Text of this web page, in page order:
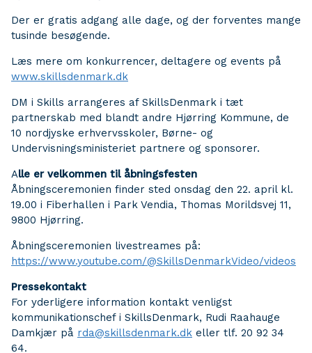
Der er gratis adgang alle dage, og der forventes mange
tusinde besøgende.
Læs mere om konkurrencer, deltagere og events på
www.skillsdenmark.dk
DM i Skills arrangeres af SkillsDenmark i tæt
partnerskab med blandt andre Hjørring Kommune, de
10 nordjyske erhvervsskoler, Børne- og
Undervisningsministeriet partnere og sponsorer.
Alle er velkommen til åbningsfesten
Åbningsceremonien finder sted onsdag den 22. april kl.
19.00 i Fiberhallen i Park Vendia, Thomas Morildsvej 11,
9800 Hjørring.
Åbningsceremonien livestreames på:
https://www.youtube.com/@SkillsDenmarkVideo/videos
Pressekontakt
For yderligere information kontakt venligst
kommunikationschef i SkillsDenmark, Rudi Raahauge
Damkjær på rda@skillsdenmark.dk eller tlf. 20 92 34
64.